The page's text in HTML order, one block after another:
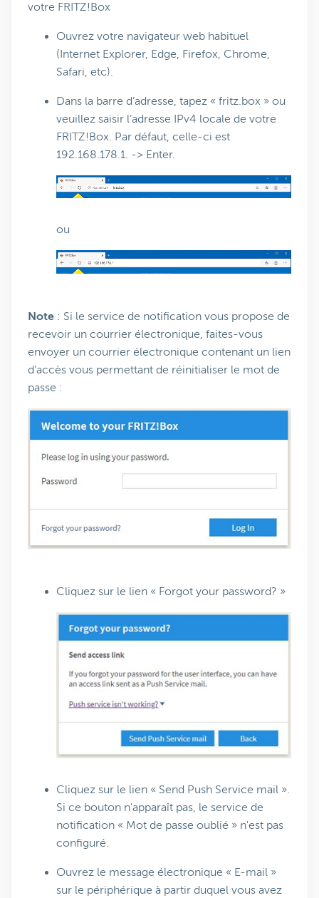
votre FRITZ!Box
Ouvrez votre navigateur web habituel
(Internet Explorer, Edge, Firefox, Chrome,
Safari, etc).
Dans la barre d’adresse, tapez « fritz.box » ou
veuillez saisir l’adresse IPv4 locale de votre
FRITZ!Box. Par défaut, celle-ci est
192.168.178.1. -> Enter.
ou
Note : Si le service de notification vous propose de
recevoir un courrier électronique, faites-vous
envoyer un courrier électronique contenant un lien
d'accès vous permettant de réinitialiser le mot de
passe :
Cliquez sur le lien « Forgot your password? »
Cliquez sur le lien « Send Push Service mail ».
Si ce bouton n'apparaît pas, le service de
notification « Mot de passe oublié » n'est pas
configuré.
Ouvrez le message électronique « E-mail »
sur le périphérique à partir duquel vous avez